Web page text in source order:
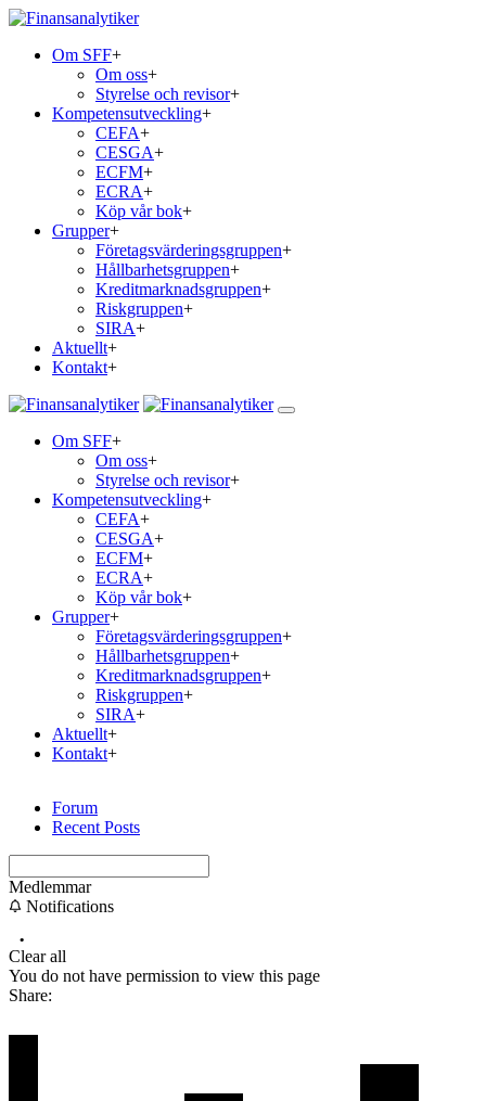
Om SFF+
Om oss+
Styrelse och revisor+
Kompetensutveckling+
CEFA+
CESGA+
ECFM+
ECRA+
Köp vår bok+
Grupper+
Företagsvärderingsgruppen+
Hållbarhetsgruppen+
Kreditmarknadsgruppen+
Riskgruppen+
SIRA+
Aktuellt+
Kontakt+
Om SFF+
Om oss+
Styrelse och revisor+
Kompetensutveckling+
CEFA+
CESGA+
ECFM+
ECRA+
Köp vår bok+
Grupper+
Företagsvärderingsgruppen+
Hållbarhetsgruppen+
Kreditmarknadsgruppen+
Riskgruppen+
SIRA+
Aktuellt+
Kontakt+
Forum
Recent Posts
Medlemmar
Notifications
Clear all
You do not have permission to view this page
Share: